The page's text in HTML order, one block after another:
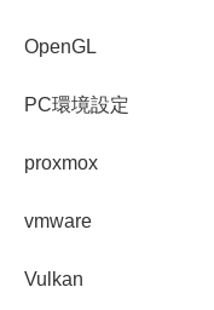
OpenGL
PC環境設定
proxmox
vmware
Vulkan